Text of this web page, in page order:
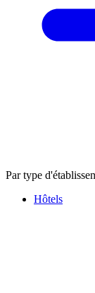
Par type
Hôtels